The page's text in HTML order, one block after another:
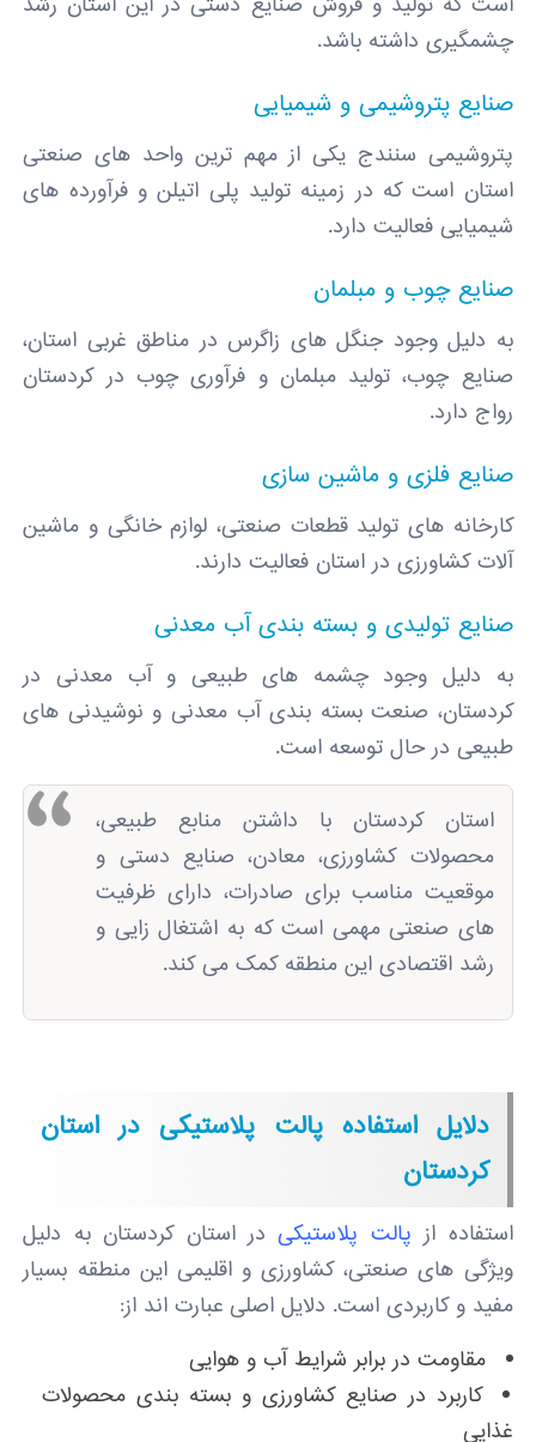
چشمگیری داشته باشد.
صنایع پتروشیمی و شیمیایی
پتروشیمی سنندج یکی از مهم ‌ترین واحد های صنعتی
استان است که در زمینه تولید پلی‌ اتیلن و فرآورده‌ های
شیمیایی فعالیت دارد.
صنایع چوب و مبلمان
به دلیل وجود جنگل ‌های زاگرس در مناطق غربی استان،
صنایع چوب، تولید مبلمان و فرآوری چوب در کردستان
رواج دارد.
صنایع فلزی و ماشین ‌سازی
کارخانه‌ های تولید قطعات صنعتی، لوازم خانگی و ماشین
‌آلات کشاورزی در استان فعالیت دارند.
صنایع تولیدی و بسته ‌بندی آب معدنی
به دلیل وجود چشمه‌ های طبیعی و آب معدنی در
کردستان، صنعت بسته ‌بندی آب معدنی و نوشیدنی ‌های
طبیعی در حال توسعه است.
استان کردستان با داشتن منابع طبیعی،
محصولات کشاورزی، معادن، صنایع دستی و
موقعیت مناسب برای صادرات، دارای ظرفیت
‌های صنعتی مهمی است که به اشتغال ‌زایی و
رشد اقتصادی این منطقه کمک می ‌کند.
دلایل استفاده پالت پلاستیکی در استان
کردستان
استفاده از پالت پلاستیکیدر استان کردستان به دلیل
ویژگی‌ های صنعتی، کشاورزی و اقلیمی این منطقه بسیار
مفید و کاربردی است. دلایل اصلی عبارت‌ اند از:
مقاومت در برابر شرایط آب ‌و هوایی
کاربرد در صنایع کشاورزی و بسته‌ بندی محصولات
غذایی